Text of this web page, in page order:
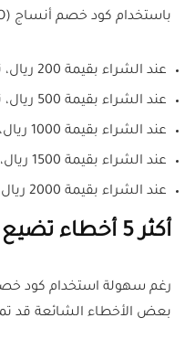
باستخدام كود خصم أنساج (F-PBQVQGZO).
عند الشراء بقيمة 200 ريال، توفر حوالي 30 ريالاً.
عند الشراء بقيمة 500 ريال، توفر حوالي 75 ريالاً.
عند الشراء بقيمة 1000 ريال، توفر حوالي 150 ريالاً.
عند الشراء بقيمة 1500 ريال، توفر حوالي 225 ريالاً.
عند الشراء بقيمة 2000 ريال، توفر حوالي 300 ريال.
أكثر 5 أخطاء تضيع الخصم
بعض الأخطاء الشائعة قد